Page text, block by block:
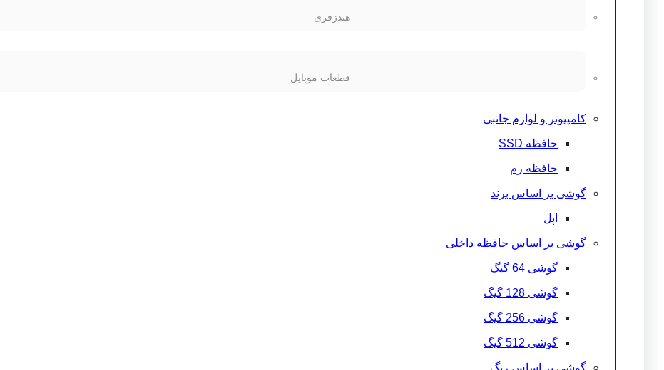
هندزفری
قطعات موبایل
کامپیوتر و لوازم جانبی
حافظه SSD
حافظه رم
گوشی بر اساس برند
اپل
گوشی بر اساس حافظه داخلی
گوشی 64 گیگ
گوشی 128 گیگ
گوشی 256 گیگ
گوشی 512 گیگ
گوشی بر اساس رنگ